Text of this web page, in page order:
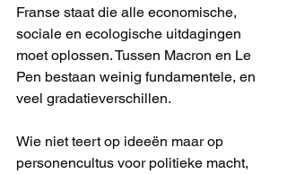
Franse staat die alle economische,
sociale en ecologische uitdagingen
moet oplossen. Tussen Macron en Le
Pen bestaan weinig fundamentele, en
veel gradatieverschillen.
Wie niet teert op ideeën maar op
personencultus voor politieke macht,